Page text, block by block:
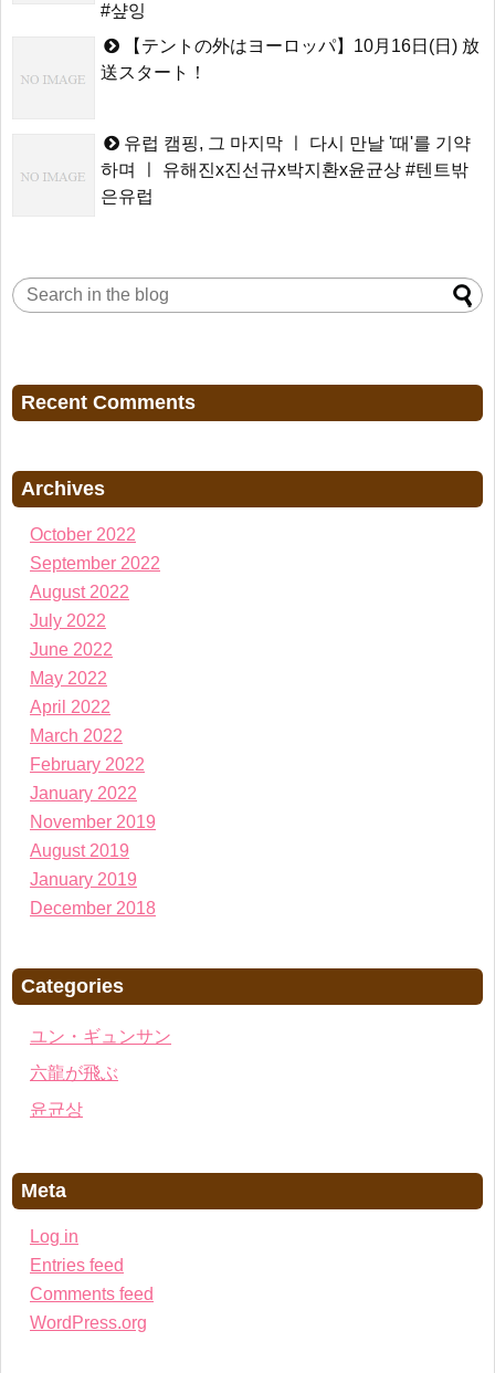
#샾잉
【テントの外はヨーロッパ】10月16日(日) 放
送スタート！
유럽 캠핑, 그 마지막 ㅣ 다시 만날 '때'를 기약
하며 ㅣ 유해진x진선규x박지환x윤균상 #텐트밖
은유럽
Recent Comments
Archives
October 2022
September 2022
August 2022
July 2022
June 2022
May 2022
April 2022
March 2022
February 2022
January 2022
November 2019
August 2019
January 2019
December 2018
Categories
ユン・ギュンサン
六龍が飛ぶ
윤균상
Meta
Log in
Entries feed
Comments feed
WordPress.org